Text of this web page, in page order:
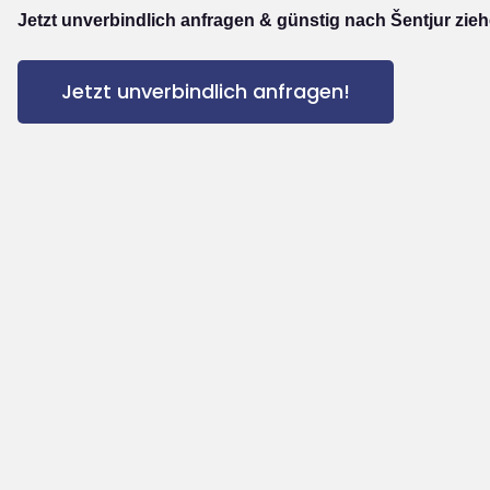
Jetzt unverbindlich anfragen & günstig nach Šentjur
Jetzt unverbindlich anfragen!